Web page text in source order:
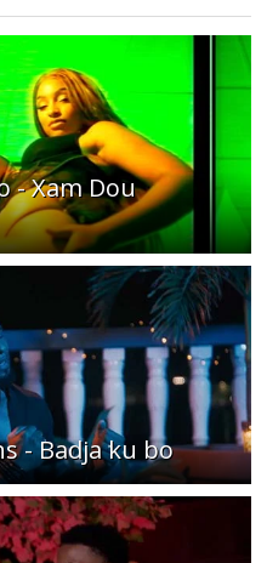
- Xam Dou
- Badja ku bo